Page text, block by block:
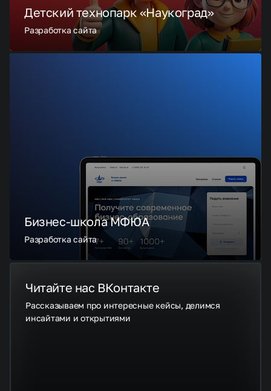
Детский технопарк «Наукоград»
Разработка сайта
Бизнес-школа МФЮА
Разработка сайта
Читайте нас ВКонтакте
Рассказываем про интересные кейсы, делимся
инсайтами и открытиями